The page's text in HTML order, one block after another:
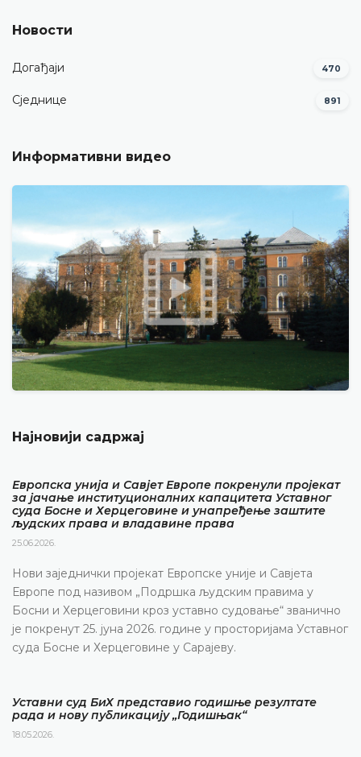
Новости
Догађаји 470
Сједнице 891
Информативни видео
Најновији садржај
Европска унија и Савјет Европе покренули пројекат
за јачање институционалних капацитета Уставног
суда Босне и Херцеговине и унапређење заштите
људских права и владавине права
25.06.2026.
Нови заједнички пројекат Европске уније и Савјета
Европе под називом „Подршка људским правима у
Босни и Херцеговини кроз уставно судовање“ званично
је покренут 25. јуна 2026. године у просторијама Уставног
суда Босне и Херцеговине у Сарајеву.
Уставни суд БиХ представио годишње резултате
рада и нову публикацију „Годишњак“
18.05.2026.